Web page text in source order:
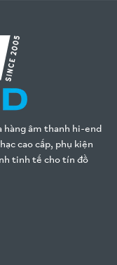
hàng âm thanh hi-end
cao cấp, phụ kiện
tinh tế cho tín đồ